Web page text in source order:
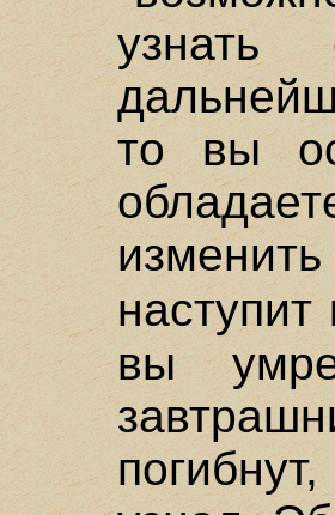
узнать
то вы
вы